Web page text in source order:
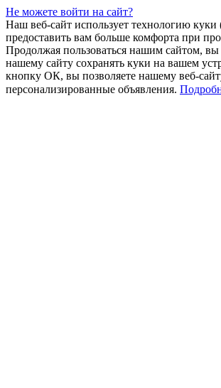
Не можете войти на сайт?
Наш веб-сайт использует технологию куки
предоставить вам больше комфорта при
Продолжая пользоваться нашим сайтом, вы
нашему сайту сохранять куки на вашем
кнопку ОК, вы позволяете нашему веб-
персонализированные объявления.